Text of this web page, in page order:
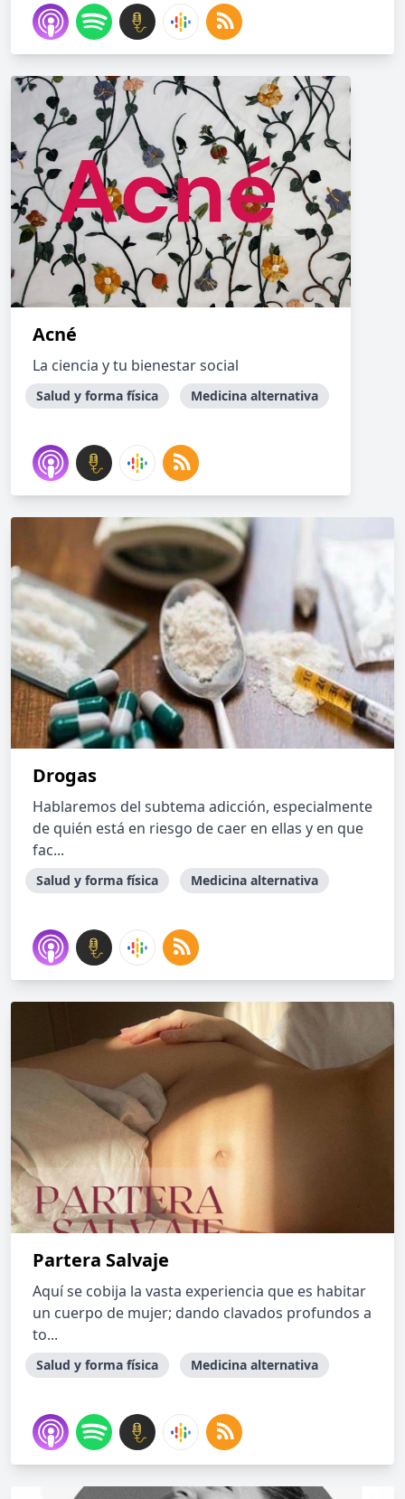
Acné
La ciencia y tu bienestar social
Salud y forma física Medicina alternativa
Drogas
Hablaremos del subtema adicción, especialmente
de quién está en riesgo de caer en ellas y en que
fac...
Salud y forma física Medicina alternativa
Partera Salvaje
Aquí se cobija la vasta experiencia que es habitar
un cuerpo de mujer; dando clavados profundos a
to...
Salud y forma física Medicina alternativa